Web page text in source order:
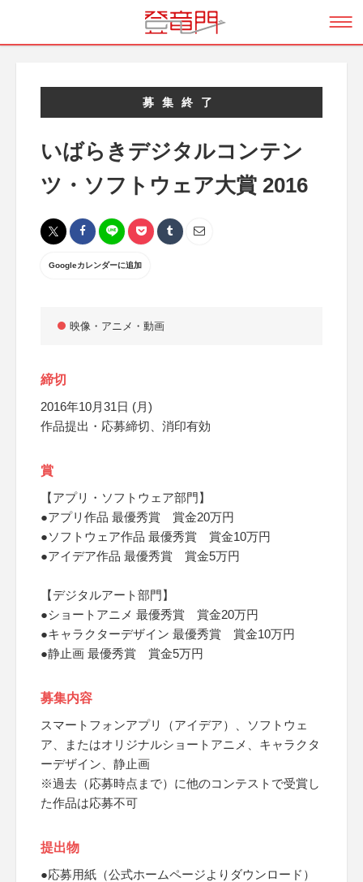
募集終了
いばらきデジタルコンテン
ツ・ソフトウェア大賞 2016
Googleカレンダーに追加
映像・アニメ・動画
締切
2016年10月31日 (月)
作品提出・応募締切、消印有効
賞
【アプリ・ソフトウェア部門】
●アプリ作品 最優秀賞 賞金20万円
●ソフトウェア作品 最優秀賞 賞金10万円
●アイデア作品 最優秀賞 賞金5万円
【デジタルアート部門】
●ショートアニメ 最優秀賞 賞金20万円
●キャラクターデザイン 最優秀賞 賞金10万円
●静止画 最優秀賞 賞金5万円
募集内容
スマートフォンアプリ（アイデア）、ソフトウェ
ア、またはオリジナルショートアニメ、キャラクタ
ーデザイン、静止画
※過去（応募時点まで）に他のコンテストで受賞し
た作品は応募不可
提出物
●応募用紙（公式ホームページよりダウンロード）